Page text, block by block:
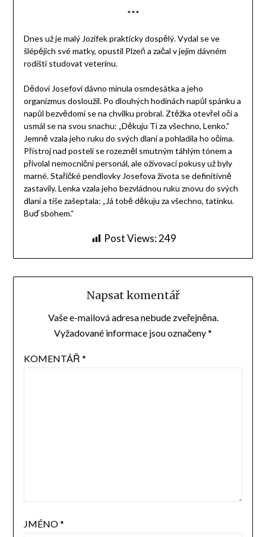
***
Dnes už je malý Jozífek prakticky dospělý. Vydal se ve
šlépějích své matky, opustil Plzeň a začal v jejím dávném
rodišti studovat veterinu.
Dědovi Josefovi dávno minula osmdesátka a jeho
organizmus dosloužil. Po dlouhých hodinách napůl spánku a
napůl bezvědomí se na chvilku probral. Ztěžka otevřel oči a
usmál se na svou snachu: „Děkuju Ti za všechno, Lenko.“
Jemně vzala jeho ruku do svých dlaní a pohladila ho očima.
Přístroj nad postelí se rozezněl smutným táhlým tónem a
přivolal nemocniční personál, ale oživovací pokusy už byly
marné. Stařičké pendlovky Josefova života se definitivně
zastavily. Lenka vzala jeho bezvládnou ruku znovu do svých
dlaní a tiše zašeptala: „Já tobě děkuju za všechno, tatínku.
Buď sbohem.“
Post Views: 249
Napsat komentář
Vaše e-mailová adresa nebude zveřejněna.
Vyžadované informace jsou označeny*
KOMENTÁŘ *
JMÉNO*